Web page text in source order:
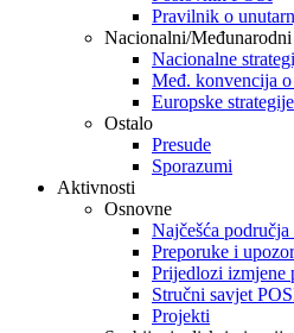
Pravilnik o
Nacionalni/
Nacionalne
Međ. konvencija
Europske strategije
Ostalo
Presude
Sporazumi
Aktivnosti
Osnovne
Najčešća
Preporuke i
Prijedlozi izmjene
Stručni savjet
Projekti